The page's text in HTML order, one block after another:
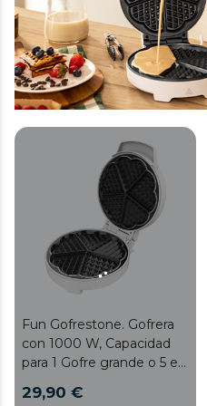
Fun Gofrestone. Gofrera
con 1000 W, Capacidad
para 1 Gofre grande o 5 en
Antiadherente, Acero Inox
29,90 €